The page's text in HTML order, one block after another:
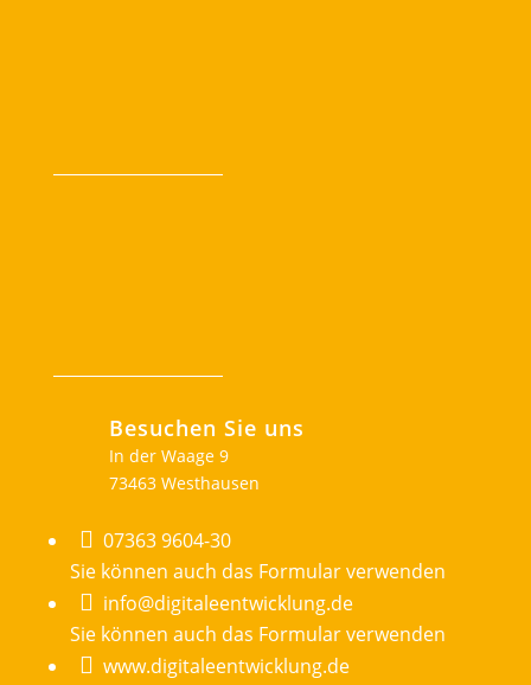
Besuchen Sie uns
In der Waage 9
73463 Westhausen
 07363 9604-30
Sie können auch das Formular verwenden
 info@digitaleentwicklung.de
Sie können auch das Formular verwenden
 www.digitaleentwicklung.de